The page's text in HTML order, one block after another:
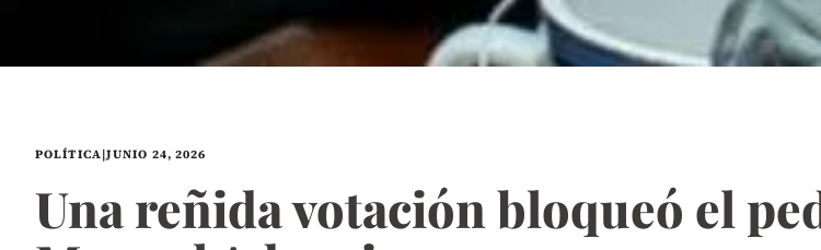
POLÍTICA|JUNIO 24, 2026
Una reñida votación bloqueó el